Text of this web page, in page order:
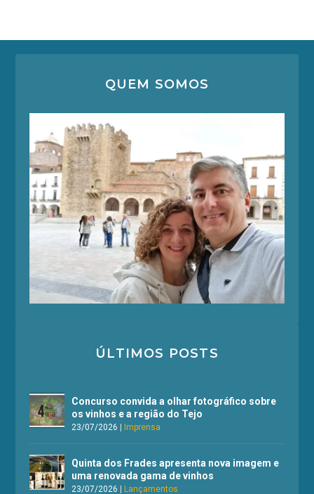
QUEM SOMOS
ÚLTIMOS POSTS
Concurso convida a olhar fotográfico sobre
os vinhos e a região do Tejo
23/07/2026 |Imprensa
Quinta dos Frades apresenta nova imagem e
uma renovada gama de vinhos
23/07/2026 |Lançamentos